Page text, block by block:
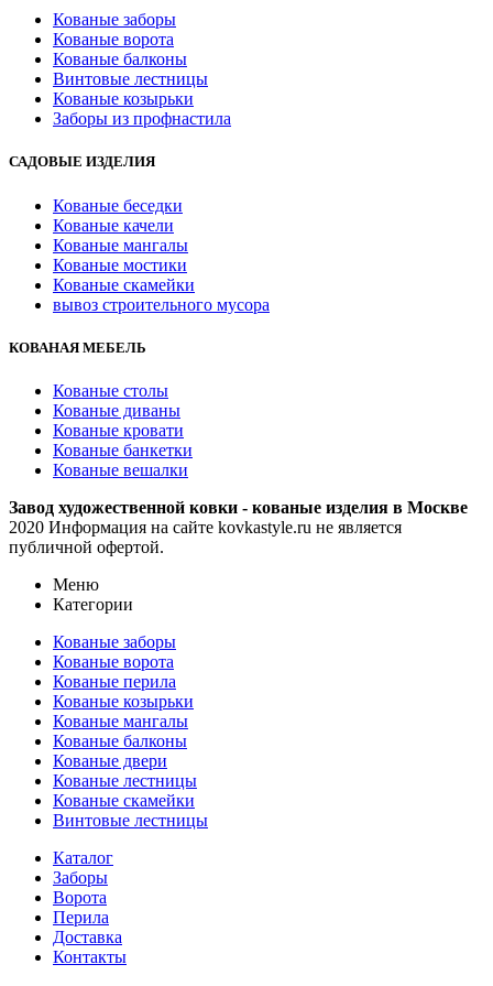
Кованые заборы
Кованые ворота
Кованые балконы
Винтовые лестницы
Кованые козырьки
Заборы из профнастила
САДОВЫЕ ИЗДЕЛИЯ
Кованые беседки
Кованые качели
Кованые мангалы
Кованые мостики
Кованые скамейки
вывоз строительного мусора
КОВАНАЯ МЕБЕЛЬ
Кованые столы
Кованые диваны
Кованые кровати
Кованые банкетки
Кованые вешалки
Завод художественной ковки - кованые изделия в Москве
2020 Информация на сайте kovkastyle.ru не является
публичной офертой.
Меню
Категории
Кованые заборы
Кованые ворота
Кованые перила
Кованые козырьки
Кованые мангалы
Кованые балконы
Кованые двери
Кованые лестницы
Кованые скамейки
Винтовые лестницы
Каталог
Заборы
Ворота
Перила
Доставка
Контакты